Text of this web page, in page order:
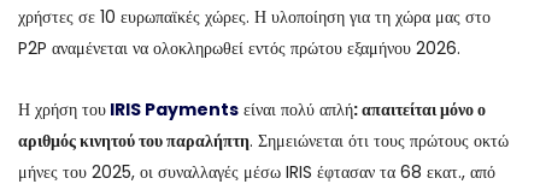
χρήστες σε 10 ευρωπαϊκές χώρες. Η υλοποίηση για τη χώρα μας στο
P2P αναμένεται να ολοκληρωθεί εντός πρώτου εξαμήνου 2026.
Η χρήση του IRIS Payments είναι πολύ απλή: απαιτείται μόνο ο
αριθμός κινητού του παραλήπτη. Σημειώνεται ότι τους πρώτους οκτώ
μήνες του 2025, οι συναλλαγές μέσω IRIS έφτασαν τα 68 εκατ., από